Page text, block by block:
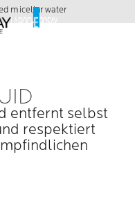
micellar water
entfernt selbst
respektiert